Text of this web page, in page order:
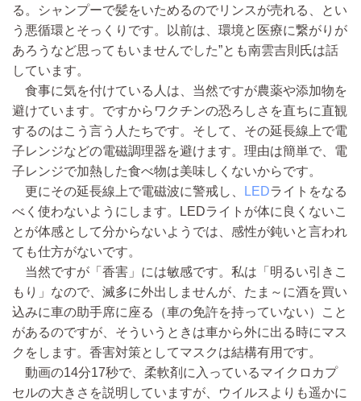
る。シャンプーで髪をいためるのでリンスが売れる、とい
う悪循環とそっくりです。以前は、環境と医療に繋がりが
あろうなど思ってもいませんでした”とも南雲吉則氏は話
しています。
食事に気を付けている人は、当然ですが農薬や添加物を
避けています。ですからワクチンの恐ろしさを直ちに直観
するのはこう言う人たちです。そして、その延長線上で電
子レンジなどの電磁調理器を避けます。理由は簡単で、電
子レンジで加熱した食べ物は美味しくないからです。
更にその延長線上で電磁波に警戒し、
LEDライトをなる
べく使わないようにします。LEDライトが体に良くないこ
とが体感として分からないようでは、感性が鈍いと言われ
ても仕方がないです。
当然ですが「香害」には敏感です。私は「明るい引きこ
もり」なので、滅多に外出しませんが、たま～に酒を買い
込みに車の助手席に座る（車の免許を持っていない）こと
があるのですが、そういうときは車から外に出る時にマス
クをします。香害対策としてマスクは結構有用です。
動画の14分17秒で、柔軟剤に入っているマイクロカプ
セルの大きさを説明していますが、ウイルスよりも遥かに